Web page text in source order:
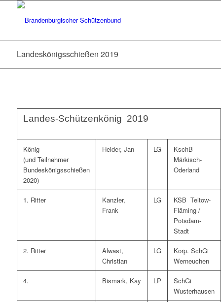
Landeskönigsschießen 2019
Landes-Schützenkönig 2019
König
(und Teilnehmer
Bundeskönigsschießen
2020)
Heider, Jan LG
KschB
Märkisch-
Oderland
1. Ritter
Kanzler,
Frank
LG
KSB Teltow-
Fläming /
Potsdam-
Stadt
2. Ritter
Alwast,
Christian
LG
Korp. SchGi
Werneuchen
4. Bismark, Kay LP
SchGi
Wusterhausen